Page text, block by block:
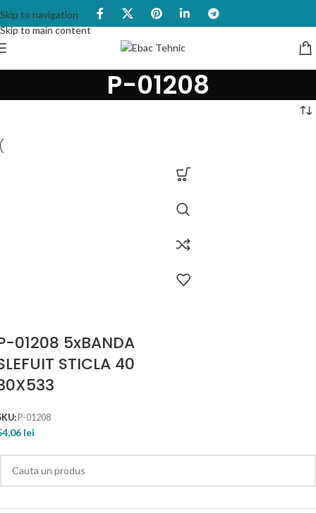
Skip to navigation
Skip to main content
P-01208
01208 5xBANDA
STICLA 40
P-01208
lei